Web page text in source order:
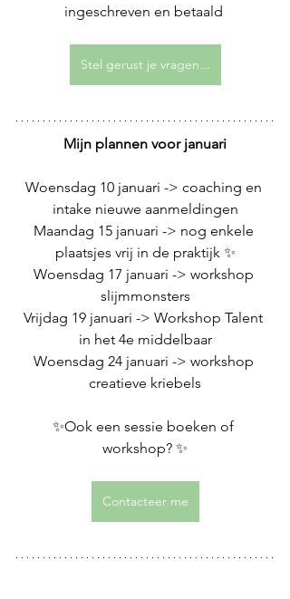
ingeschreven en betaald
Stel gerust je vragen...
Mijn plannen voor januari
Woensdag 10 januari -> coaching en
intake nieuwe aanmeldingen
Maandag 15 januari -> nog enkele
plaatsjes vrij in de praktijk ✨
Woensdag 17 januari -> workshop
slijmmonsters
Vrijdag 19 januari -> Workshop Talent
in het 4e middelbaar
Woensdag 24 januari -> workshop
creatieve kriebels
✨Ook een sessie boeken of
workshop? ✨
Contacteer me